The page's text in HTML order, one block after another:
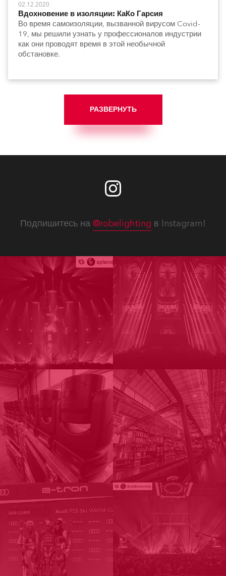
02.12.2020
Вдохновение в изоляции: КаКо Гарсия
Во время самоизоляции, вызванной вирусом Covid-
19, мы решили узнать у профессионалов индустрии
как они проводят время в этой необычной
обстановке.
РАЗВЕРНУТЬ
Подпишитесь на @robelighting в Instagram!